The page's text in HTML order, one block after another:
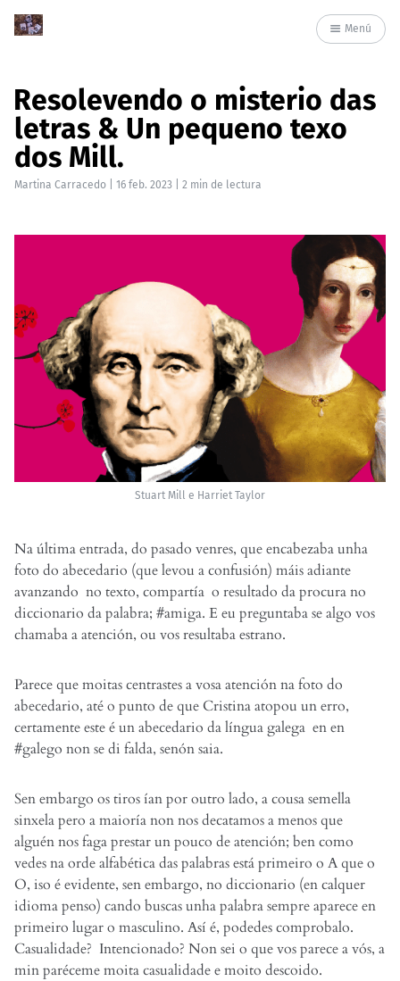
Menú
Resolevendo o misterio das
letras & Un pequeno texo
dos Mill.
Martina Carracedo 16 feb. 2023 | 2 min de lectura
Stuart Mill e Harriet Taylor
Na última entrada, do pasado venres, que encabezaba unha
foto do abecedario (que levou a confusión) máis adiante
avanzando no texto, compartía o resultado da procura no
diccionario da palabra; #amiga. E eu preguntaba se algo vos
chamaba a atención, ou vos resultaba estrano.
Parece que moitas centrastes a vosa atención na foto do
abecedario, até o punto de que Cristina atopou un erro,
certamente este é un abecedario da língua galega en en
#galego non se di falda, senón saia.
Sen embargo os tiros ían por outro lado, a cousa semella
sinxela pero a maioría non nos decatamos a menos que
alguén nos faga prestar un pouco de atención; ben como
vedes na orde alfabética das palabras está primeiro o A que o
O, iso é evidente, sen embargo, no diccionario (en calquer
idioma penso) cando buscas unha palabra sempre aparece en
primeiro lugar o masculino. Así é, podedes comprobalo.
Casualidade? Intencionado? Non sei o que vos parece a vós, a
min paréceme moita casualidade e moito descoido.